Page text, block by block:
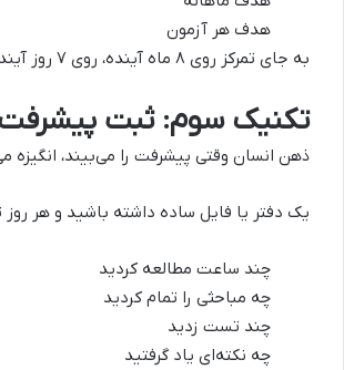
هدف هر آزمون
به جای تمرکز روی ۸ ماه آینده، روی ۷ روز آینده تمرکز کنید.
تکنیک سوم: ثبت پیشرفت
ذهن انسان وقتی پیشرفت را می‌بیند، انگیزه
یک دفتر یا فایل ساده داشته باشید و هر
چند ساعت مطالعه کردید
چه مباحثی را تمام کردید
چند تست زدید
چه نکته‌ای یاد گرفتید